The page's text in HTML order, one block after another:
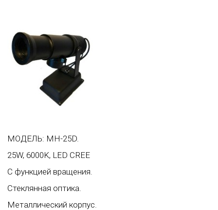
МОДЕЛЬ: MH-25D.
25W, 6000K, LED CREE
С функцией вращения.
Стеклянная оптика.
Металлический корпус.